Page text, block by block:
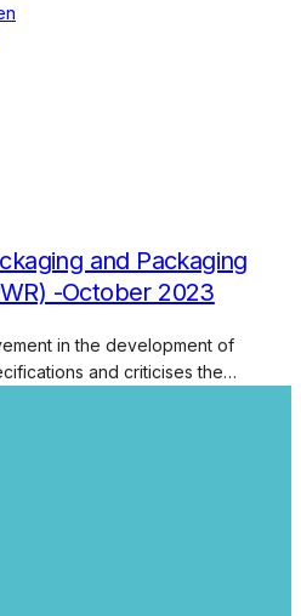
and Packaging
-October 2023
in the development of
and criticises the…